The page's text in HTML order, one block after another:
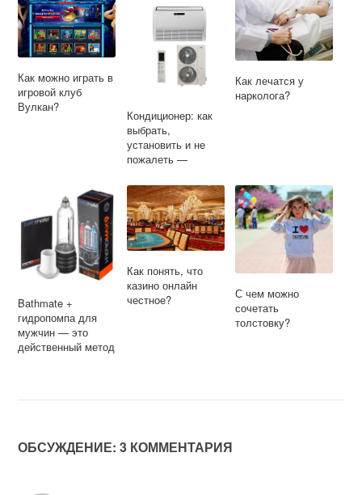
Как можно играть в
игровой клуб
Вулкан?
Кондиционер: как
выбрать,
установить и не
пожалеть —
для тех, кто устал
от жары
Как лечатся у
нарколога?
Bathmate +
гидропомпа для
мужчин — это
действенный метод
Как понять, что
казино онлайн
честное?
С чем можно
сочетать
толстовку?
ОБСУЖДЕНИЕ: 3 КОММЕНТАРИЯ